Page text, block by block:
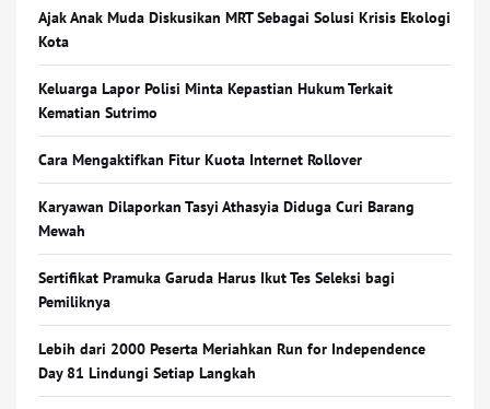
Ajak Anak Muda Diskusikan MRT Sebagai Solusi Krisis Ekologi
Kota
Keluarga Lapor Polisi Minta Kepastian Hukum Terkait
Kematian Sutrimo
Cara Mengaktifkan Fitur Kuota Internet Rollover
Karyawan Dilaporkan Tasyi Athasyia Diduga Curi Barang
Mewah
Sertifikat Pramuka Garuda Harus Ikut Tes Seleksi bagi
Pemiliknya
Lebih dari 2000 Peserta Meriahkan Run for Independence
Day 81 Lindungi Setiap Langkah